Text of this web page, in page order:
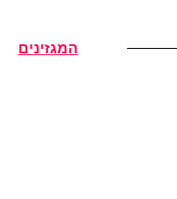
המגזינים